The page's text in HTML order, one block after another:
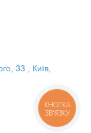
33 , Київ,
КНОПКА
ЗВ'ЯЗКУ